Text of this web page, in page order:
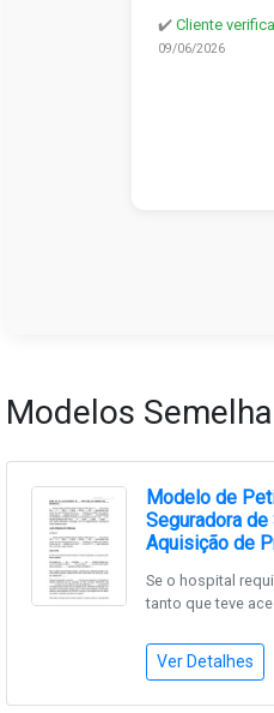
✔️ Cliente
09/06/2026
Modelos
Modelo de
Seguradora
Aquisição de
Se o hospital
tanto que teve
Ver Detalhes